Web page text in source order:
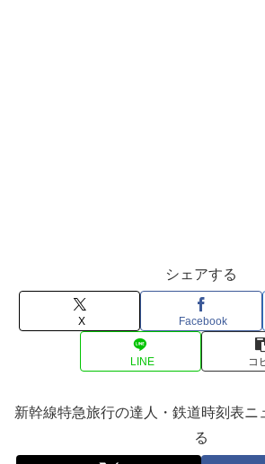
シェアする
X Facebook
LINE コ
新幹線特急旅行の達人・鉄道時刻表ニ
る